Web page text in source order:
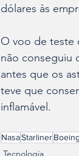
dólares às
O voo de teste
não conseguiu
antes que os
teve que
inflamável.
NasaStarlinerBoeing
Tecnologia